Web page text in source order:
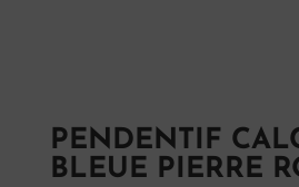
PENDENTIF
BLEUE PIERRE